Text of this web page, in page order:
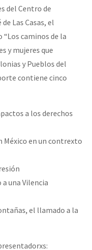
del Centro de
Las Casas, el
caminos de la
y mujeres que
y Pueblos del
contiene cinco
a los derechos
en un contrexto
una Vilencia
el llamado a la